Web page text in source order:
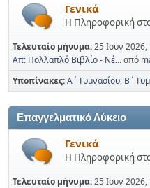
Γενικά
Η Πληροφορική
Τελευταίο μήνυμα:25 Ιουν
Απ: Πολλαπλό Βιβλίο - Νέ...από
Υποπίνακες Α΄ Γυμνασίου Β΄
Επαγγελματικό Λύκειο
Γενικά
Η Πληροφορική
Τελευταίο μήνυμα:25 Ιουν